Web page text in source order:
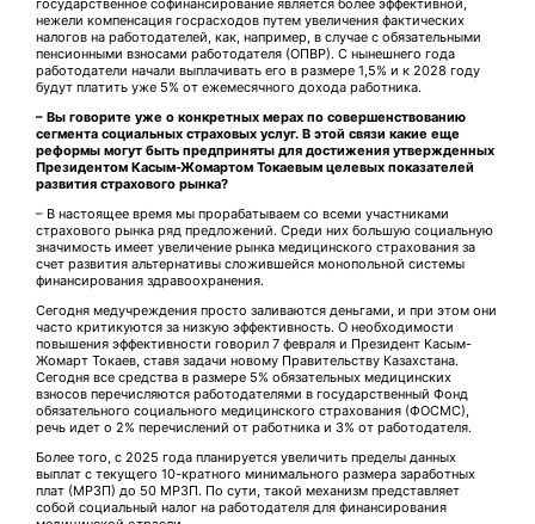
государственное софинансирование является более эффективной,
нежели компенсация госрасходов путем увеличения фактических
налогов на работодателей, как, например, в случае с обязательными
пенсионными взносами работодателя (ОПВР). С нынешнего года
работодатели начали выплачивать его в размере 1,5% и к 2028 году
будут платить уже 5% от ежемесячного дохода работника.
– Вы говорите уже о конкретных мерах по совершенствованию
сегмента социальных страховых услуг. В этой связи какие еще
реформы могут быть предприняты для достижения утвержденных
Президентом Касым-Жомартом Токаевым целевых показателей
развития страхового рынка?
– В настоящее время мы прорабатываем со всеми участниками
страхового рынка ряд предложений. Среди них большую социальную
значимость имеет увеличение рынка медицинского страхования за
счет развития альтернативы сложившейся монопольной системы
финансирования здравоохранения.
Сегодня медучреждения просто заливаются деньгами, и при этом они
часто критикуются­ за низкую эффективность. О необходимости
повышения эффективности говорил 7 февраля и Президент Касым-
Жомарт Токаев, ставя задачи новому Правительству Казахстана.
Сегодня все средства в размере 5% обязательных медицинских
взносов перечисляются работодателями в государственный Фонд
обязательного социального медицинского страхования (ФОСМС),
речь идет о 2% перечислений от работника и 3% от работодателя.
Более того, с 2025 года планируется увеличить пределы данных
выплат с текущего 10-кратного минимального размера заработных
плат (МРЗП) до 50 МРЗП. По сути, такой механизм представляет
собой социальный налог на работодателя для финансирования